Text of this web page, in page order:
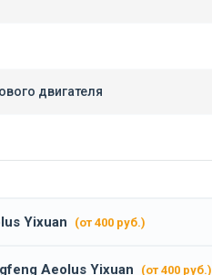
двигателя
Yixuan (от 400 руб.)
Aeolus Yixuan (от 400 руб.)